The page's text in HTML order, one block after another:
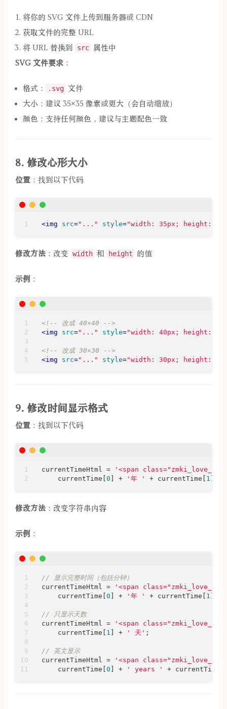
将你的 SVG 文件上传到服务器或 CDN
获取文件的完整 URL
将 URL 替换到
src 属性中
SVG 文件要求 ：
格式： .svg 文件
大小：建议 35×35 像素或更大（会自动缩放）
颜色：支持任何颜色，建议与主题配色一致
8. 修改心形大小
位置 ：找到以下代码
<img src="..." style="width: 35px; height:
修改方法 ：改变 width 和 height 的值
示例 ：
<!-- 改成 40×40 -->
<img src="..." style="width: 40px; height:
<!-- 改成 30×30 -->
<img src="..." style="width: 30px; height:
9. 修改时间显示格式
位置 ：找到以下代码
currentTimeHtml =
'<span
    currentTime[
0 ] + '年 ' + currentTime[ 1 ] +
修改方法 ：改变字符串内容
示例 ：
// 显示完整时间（包括分钟）
currentTimeHtml =
'<span
    currentTime[
0 ] + '年 ' + currentTime[ 1
// 只显示天数
currentTimeHtml =
'<span
    currentTime[
1 ] + ' 天' ;
// 英文显示
currentTimeHtml =
'<span
    currentTime[
0 ] + ' years ' + currentTime[